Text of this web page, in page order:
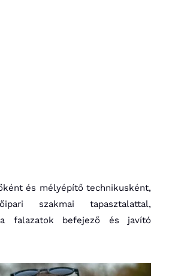
és mélyépítő technikusként,
szakmai tapasztalattal,
a falazatok befejező és javító